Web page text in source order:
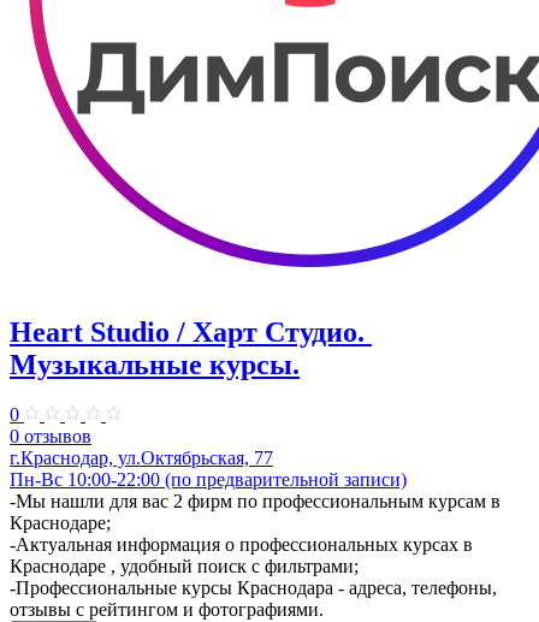
Heart Studio / Харт Студио. ​
Музыкальные курсы.
0
0 отзывов
г.Краснодар, ул.Октябрьская, 77
Пн-Вс 10:00-22:00 (по предварительной записи)
-Мы нашли для вас 2 фирм по профессиональным курсам в
Краснодаре;
-Актуальная информация о профессиональных курсах в
Краснодаре , удобный поиск с фильтрами;
-Профессиональные курсы Краснодара - адреса, телефоны,
отзывы с рейтингом и фотографиями.